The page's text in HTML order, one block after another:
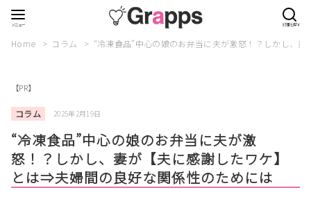
Home コラム “冷凍食品”中心の娘のお弁当に夫が激怒！？しかし、
【PR】
コラム 2025年2月19日
“冷凍食品”中心の娘のお弁当に夫が激
怒！？しかし、妻が【夫に感謝したワケ】
とは⇒夫婦間の良好な関係性のためには